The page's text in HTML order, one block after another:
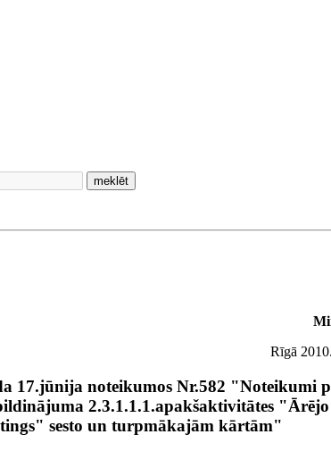
meklēt
Rīgā
17.jūnija noteikumos Nr.582 "Noteikumi
2.3.1.1.1.apakšaktivitātes
sesto un turpmākajām kārtām"